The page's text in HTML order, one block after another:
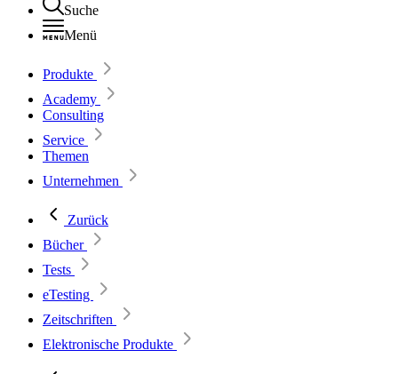
Suche
Menü
Produkte
Academy
Consulting
Service
Themen
Unternehmen
Zurück
Bücher
Tests
eTesting
Zeitschriften
Elektronische Produkte